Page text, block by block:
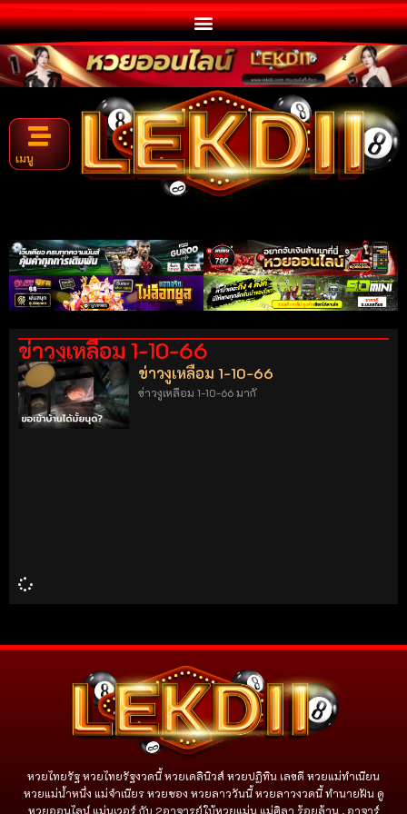
เมนู
ข่าวงูเหลือม 1-10-66
ข่าวงูเหลือม 1-10-66
ข่าวงูเหลือม 1-10-66 มากั
หวยไทยรัฐ หวยไทยรัฐงวดนี้ หวยเดลินิวส์ หวยปฏิทิน เลขดี หวยแม่ทำเนียน
หวยแม่น้ำหนึ่ง แม่จําเนียร หวยซอง หวยลาววันนี้ หวยลาวงวดนี้ ทำนายฝัน ดู
หวยออนไลน์ แม่นเวอร์ กับ 2อาจารย์ใบ้หวยแม่น แม่ศิลา ร้อยล้าน , อาจาร์